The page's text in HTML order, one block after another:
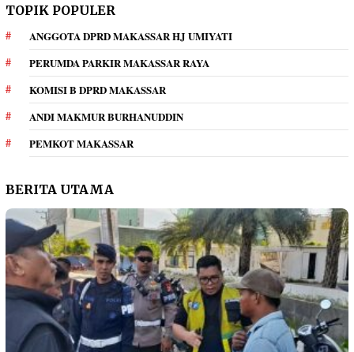
TOPIK POPULER
ANGGOTA DPRD MAKASSAR HJ UMIYATI
PERUMDA PARKIR MAKASSAR RAYA
KOMISI B DPRD MAKASSAR
ANDI MAKMUR BURHANUDDIN
PEMKOT MAKASSAR
BERITA UTAMA